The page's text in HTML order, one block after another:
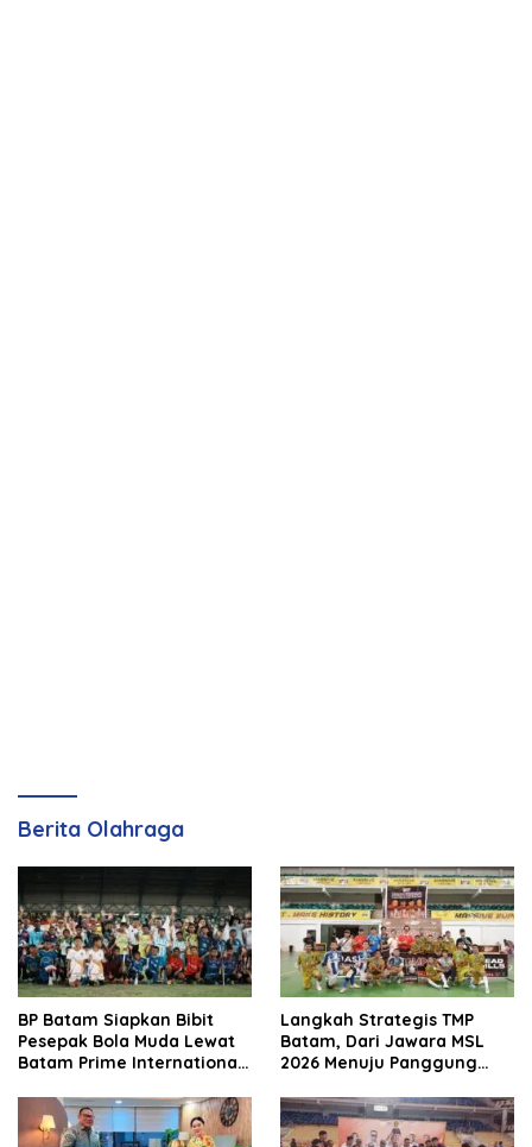
Berita Olahraga
BP Batam Siapkan Bibit
Pesepak Bola Muda Lewat
Batam Prime International
Langkah Strategis TMP
Batam, Dari Jawara MSL
2026 Menuju Panggung